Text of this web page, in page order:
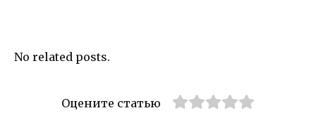
No related posts.
Оцените статью